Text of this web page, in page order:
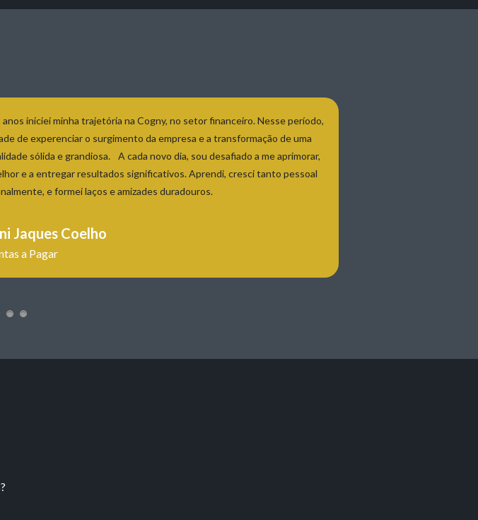
time Cogny me enche de gratidão! Somos desafiados diariamente a evoluir,
correr atrás de nossos sonhos e ter a coragem necessária para
situação. Ao longo desses anos de parceria, tive grandes
de crescimento profissional e pessoal, e vejo um enorme potencial para
A empresa não apenas ampara meus sonhos, mas também
Mello Morai
de Compras Direta